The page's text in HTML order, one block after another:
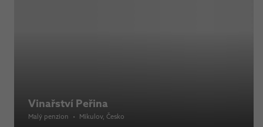
Vinařství Peřina
Malý penzion • Mikulov, Česko